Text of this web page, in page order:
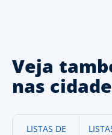
Veja
nas
LISTAS DE